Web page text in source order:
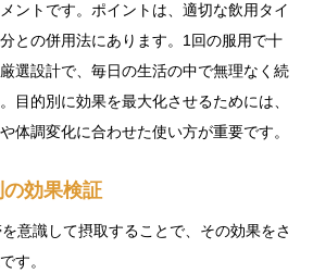
ントです。ポイントは、適切な飲用タイ
との併用法にあります。1回の服用で十
選設計で、毎日の生活の中で無理なく続
目的別に効果を最大化させるためには、
体調変化に合わせた使い方が重要です。
効果検証
意識して摂取することで、その効果をさ
す。